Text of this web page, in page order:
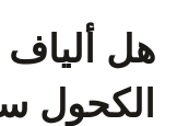
هل ألياف
الكحول